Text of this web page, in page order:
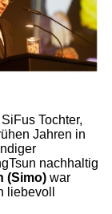
SiFus Tochter,
Jahren in
nachhaltig
(Simo) war
liebevoll